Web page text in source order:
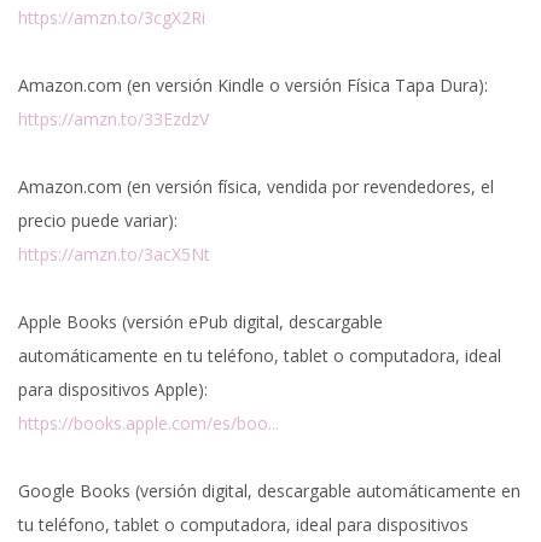
https://amzn.to/3cgX2Ri
Amazon.com (en versión Kindle o versión Física Tapa Dura):
https://amzn.to/33EzdzV
Amazon.com (en versión física, vendida por revendedores, el
precio puede variar):
https://amzn.to/3acX5Nt
Apple Books (versión ePub digital, descargable
automáticamente en tu teléfono, tablet o computadora, ideal
para dispositivos Apple):
https://books.apple.com/es/boo...
Google Books (versión digital, descargable automáticamente en
tu teléfono, tablet o computadora, ideal para dispositivos